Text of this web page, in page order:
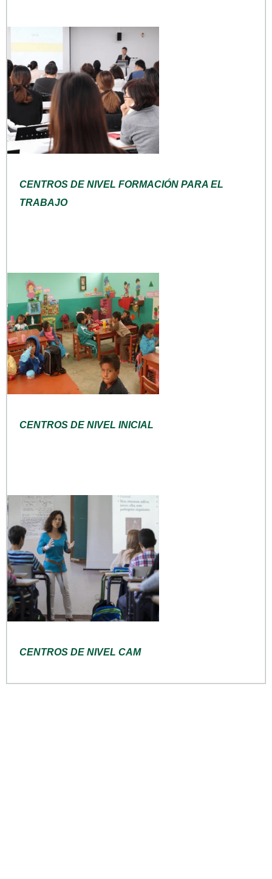
CENTROS DE NIVEL FORMACIÓN PARA EL
TRABAJO
CENTROS DE NIVEL INICIAL
CENTROS DE NIVEL CAM